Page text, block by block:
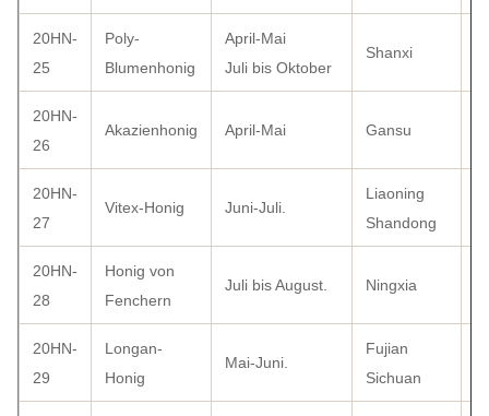
20HN-
25
Poly-
Blumenhonig
April-Mai
Juli bis Oktober
Shanxi
20HN-
26
Akazienhonig April-Mai Gansu
20HN-
27
Vitex-Honig Juni-Juli.
Liaoning
Shandong
20HN-
28
Honig von
Fenchern
Juli bis August. Ningxia
20HN-
29
Longan-
Honig
Mai-Juni.
Fujian
Sichuan